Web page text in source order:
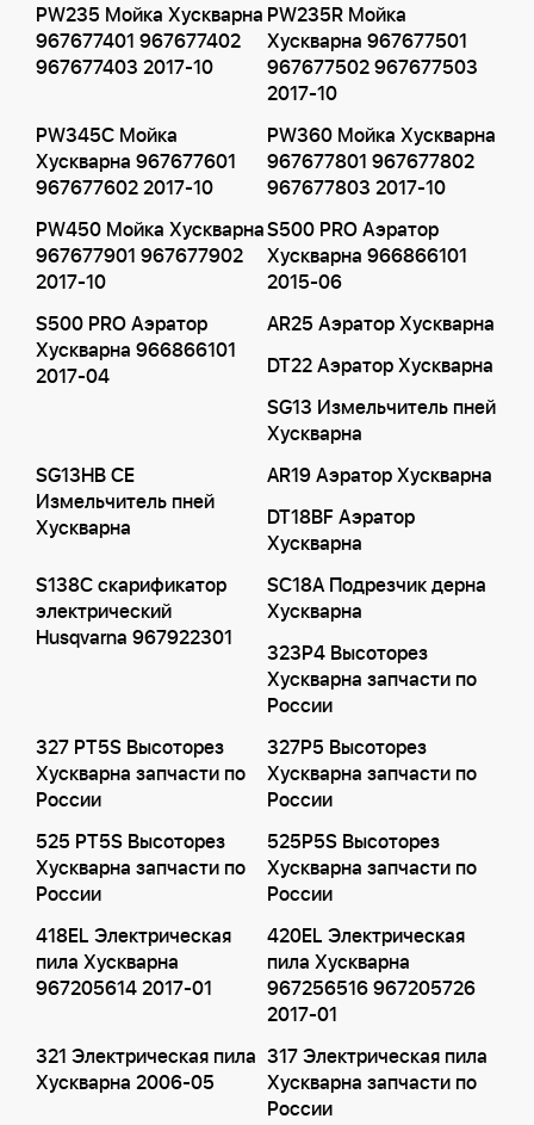
PW235 Мойка Хускварна
967677401 967677402
967677403 2017-10
PW235R Мойка
Хускварна 967677501
967677502 967677503
2017-10
PW345C Мойка
Хускварна 967677601
967677602 2017-10
PW360 Мойка Хускварна
967677801 967677802
967677803 2017-10
PW450 Мойка Хускварна
967677901 967677902
2017-10
S500 PRO Аэратор
Хускварна 966866101
2015-06
S500 PRO Аэратор
Хускварна 966866101
2017-04
AR25 Аэратор Хускварна
DT22 Аэратор Хускварна
SG13 Измельчитель пней
Хускварна
SG13HB CE
Измельчитель пней
Хускварна
AR19 Аэратор Хускварна
DT18BF Аэратор
Хускварна
S138C скарификатор
электрический
Husqvarna 967922301
SC18A Подрезчик дерна
Хускварна
323P4 Высоторез
Хускварна запчасти по
России
327 PT5S Высоторез
Хускварна запчасти по
России
327P5 Высоторез
Хускварна запчасти по
России
525 PT5S Высоторез
Хускварна запчасти по
России
525P5S Высоторез
Хускварна запчасти по
России
418EL Электрическая
пила Хускварна
967205614 2017-01
420EL Электрическая
пила Хускварна
967256516 967205726
2017-01
321 Электрическая пила
Хускварна 2006-05
317 Электрическая пила
Хускварна запчасти по
России